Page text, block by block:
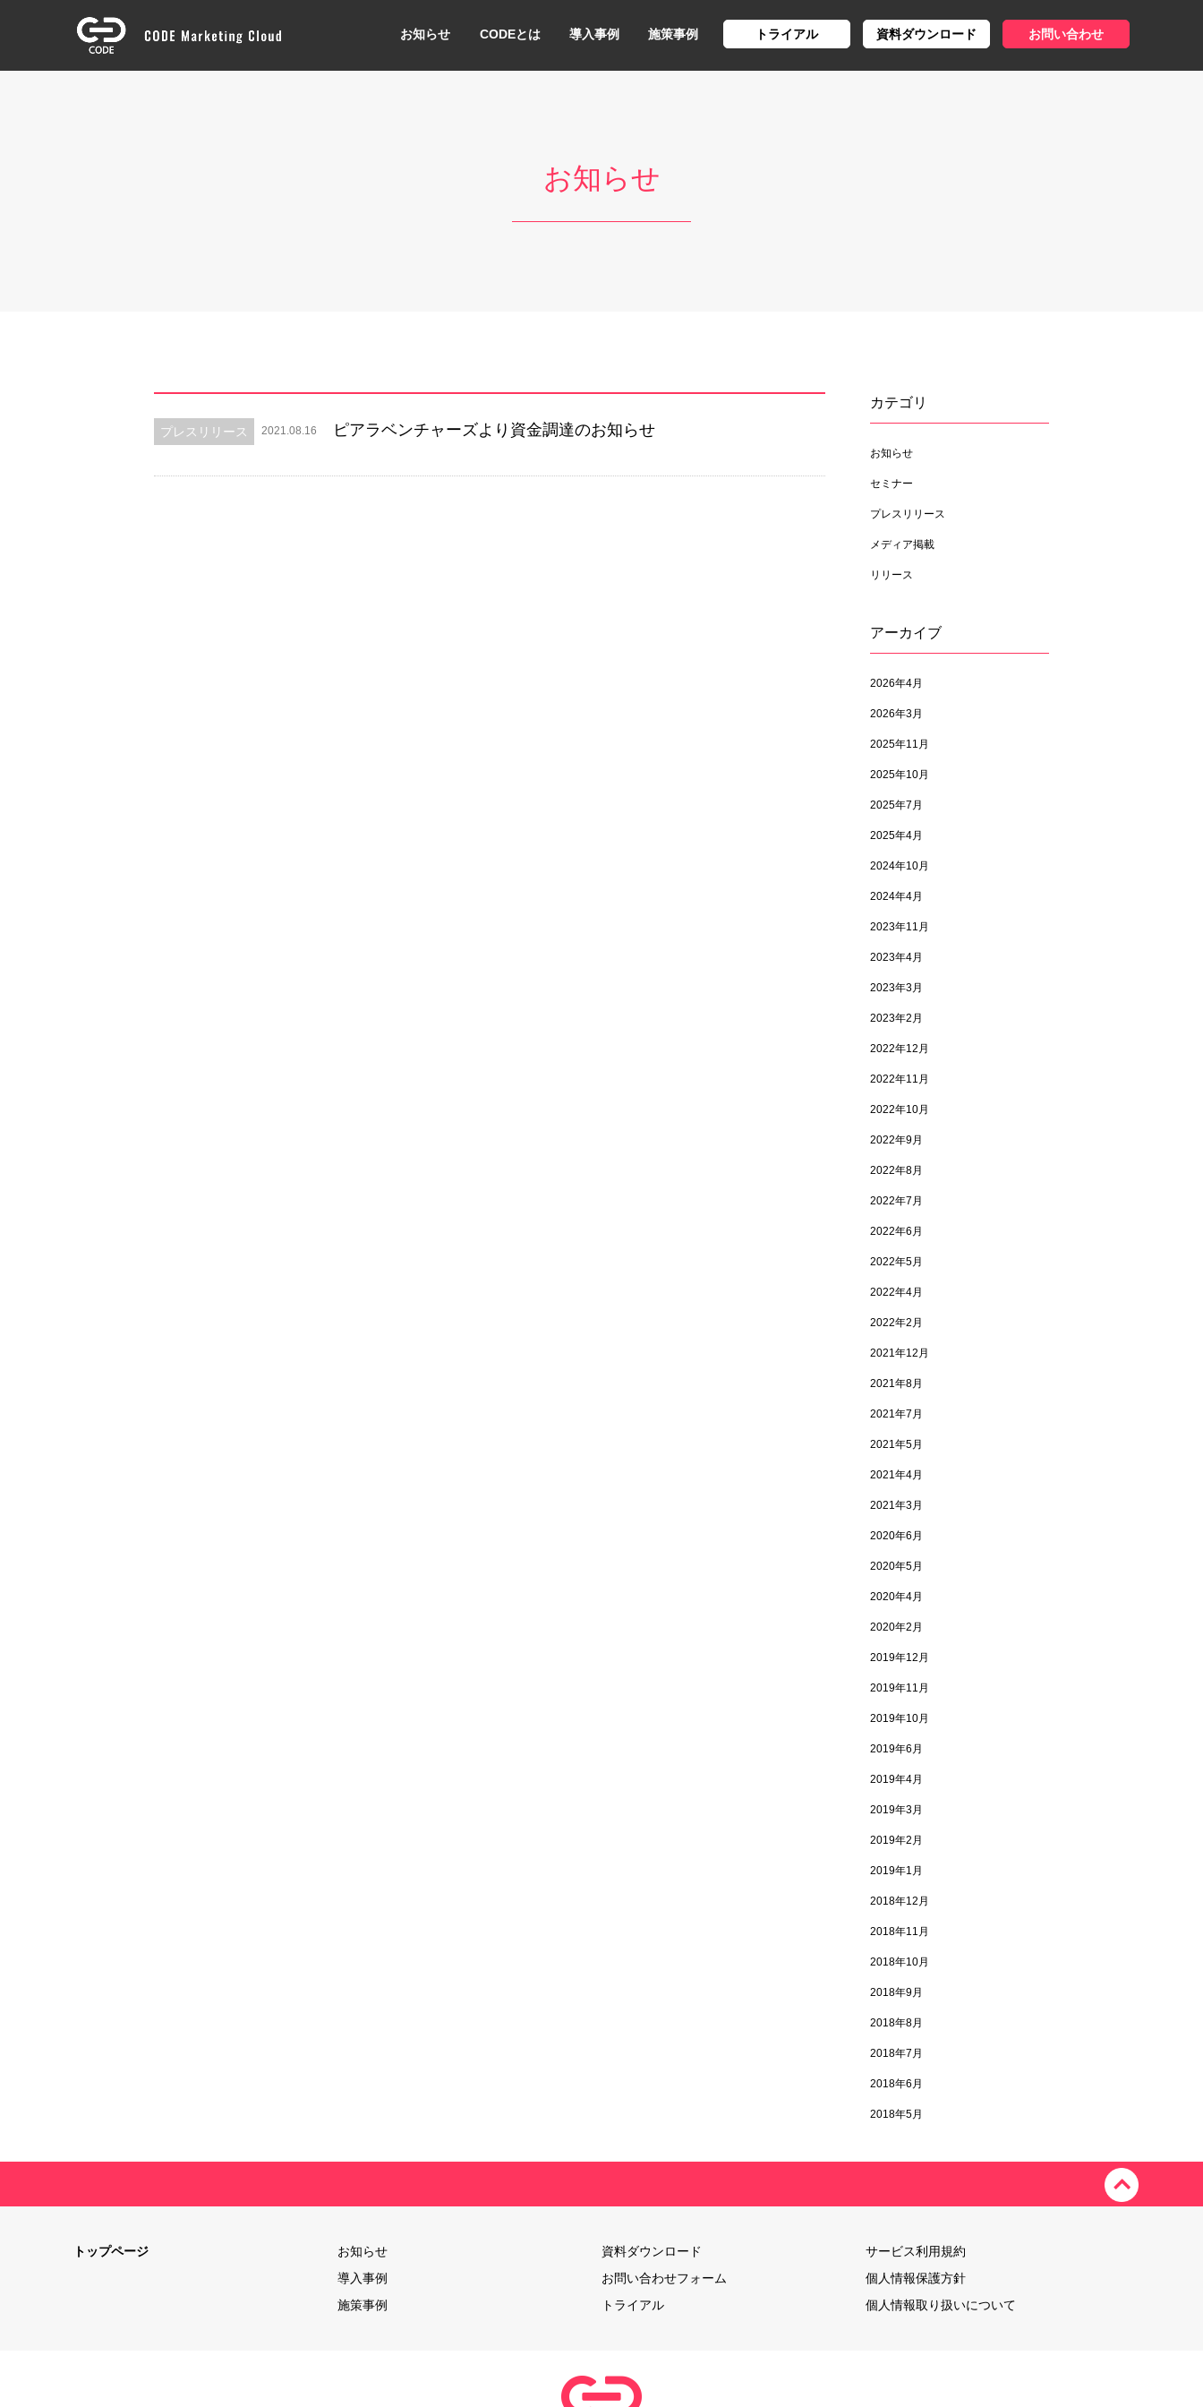
お知らせ CODEとは 導入事例 施策事例 トライアル 資料ダウンロード お問い合わせ
お知らせ
プレスリリース 2021.08.16 ピアラベンチャーズより資金調達のお知らせ
カテゴリ
お知らせ
セミナー
プレスリリース
メディア掲載
リリース
アーカイブ
2026年4月
2026年3月
2025年11月
2025年10月
2025年7月
2025年4月
2024年10月
2024年4月
2023年11月
2023年4月
2023年3月
2023年2月
2022年12月
2022年11月
2022年10月
2022年9月
2022年8月
2022年7月
2022年6月
2022年5月
2022年4月
2022年2月
2021年12月
2021年8月
2021年7月
2021年5月
2021年4月
2021年3月
2020年6月
2020年5月
2020年4月
2020年2月
2019年12月
2019年11月
2019年10月
2019年6月
2019年4月
2019年3月
2019年2月
2019年1月
2018年12月
2018年11月
2018年10月
2018年9月
2018年8月
2018年7月
2018年6月
2018年5月
トップページ
お知らせ
導入事例
施策事例
資料ダウンロード
お問い合わせフォーム
トライアル
サービス利用規約
個人情報保護方針
個人情報取り扱いについて